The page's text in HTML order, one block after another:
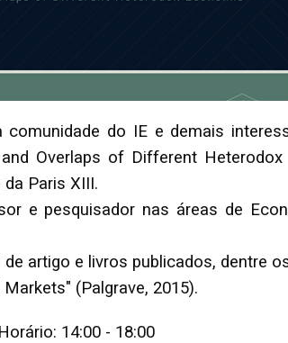
comunidade do IE e demais
Overlaps of Different
Paris XIII.
e pesquisador nas áreas de
artigo e livros publicados, dentre
(Palgrave, 2015).
14:00 - 18:00